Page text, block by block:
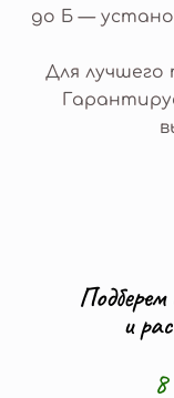
до Б —
Для лучшего
и